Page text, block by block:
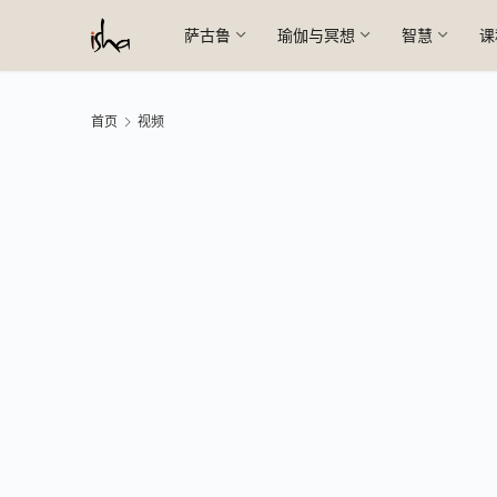
萨古鲁 瑜伽与冥想 智慧
首页 视频